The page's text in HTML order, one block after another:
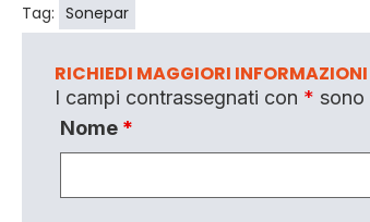
Tag: Sonepar
RICHIEDI MAGGIORI INFORMAZIONI
I campi contrassegnati con * sono
Nome *